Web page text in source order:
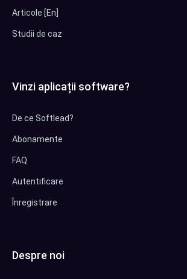
Articole [En]
Studii de caz
Vinzi aplicații software?
De ce Softlead?
Abonamente
FAQ
Autentificare
Înregistrare
Despre noi